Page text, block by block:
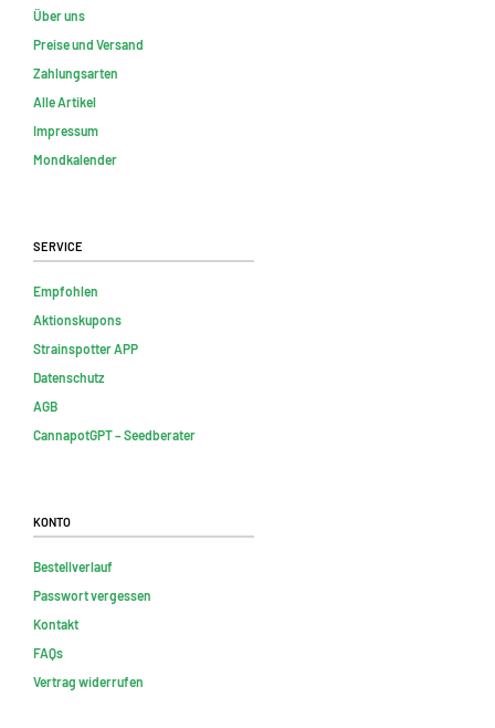
Über uns
Preise und Versand
Zahlungsarten
Alle Artikel
Impressum
Mondkalender
Service
Empfohlen
Aktionskupons
Strainspotter APP
Datenschutz
AGB
CannapotGPT – Seedberater
Konto
Bestellverlauf
Passwort vergessen
Kontakt
FAQs
Vertrag widerrufen